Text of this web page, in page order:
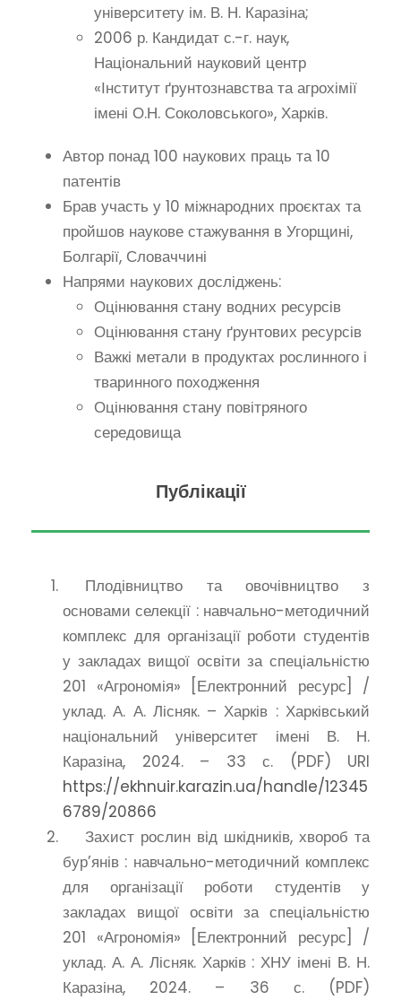
університету ім. В. Н. Каразіна;
2006 р. Кандидат с.-г. наук,
Національний науковий центр
«Інститут ґрунтознавства та агрохімії
імені О.Н. Соколовського», Харків.
Автор понад 100 наукових праць та 10
патентів
Брав участь у 10 міжнародних проєктах та
пройшов наукове стажування в Угорщині,
Болгарії, Словаччині
Напрями наукових досліджень:
Оцінювання стану водних ресурсів
Оцінювання стану ґрунтових ресурсів
Важкі метали в продуктах рослинного і
тваринного походження
Оцінювання стану повітряного
середовища
Публікації
Плодівництво та овочівництво з
основами селекції : навчально-методичний
комплекс для організації роботи студентів
у закладах вищої освіти за спеціальністю
201 «Агрономія» [Електронний ресурс] /
уклад. А. А. Лісняк. – Харків : Харківський
національний університет імені В. Н.
Каразіна, 2024. – 33 с. (PDF) URI
https://ekhnuir.karazin.ua/handle/12345
6789/20866
Захист рослин від шкідників, хвороб та
бур’янів : навчально-методичний комплекс
для організації роботи студентів у
закладах вищої освіти за спеціальністю
201 «Агрономія» [Електронний ресурс] /
уклад. А. А. Лісняк. Харків : ХНУ імені В. Н.
Каразіна, 2024. – 36 с. (PDF)